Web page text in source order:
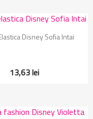
Vizualizare rapida
Disney Sofia Intai
13,63 lei